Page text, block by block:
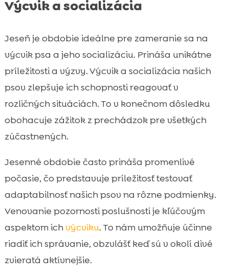
Výcvik a socializácia
Jeseň je obdobie ideálne pre zameranie sa na
výcvik psa a jeho socializáciu. Prináša unikátne
príležitosti a výzvy. Výcvik a socializácia našich
psov zlepšuje ich schopnosti reagovať v
rozličných situáciách. To v konečnom dôsledku
obohacuje zážitok z prechádzok pre všetkých
zúčastnených.
Jesenné obdobie často prináša promenlivé
počasie, čo predstavuje príležitosť testovať
adaptabilnosť našich psov na rôzne podmienky.
Venovanie pozornosti poslušnosti je kľúčovým
aspektom ichvýcviku. To nám umožňuje účinne
riadiť ich správanie, obzvlášť keď sú v okolí divé
zvieratá aktívnejšie.